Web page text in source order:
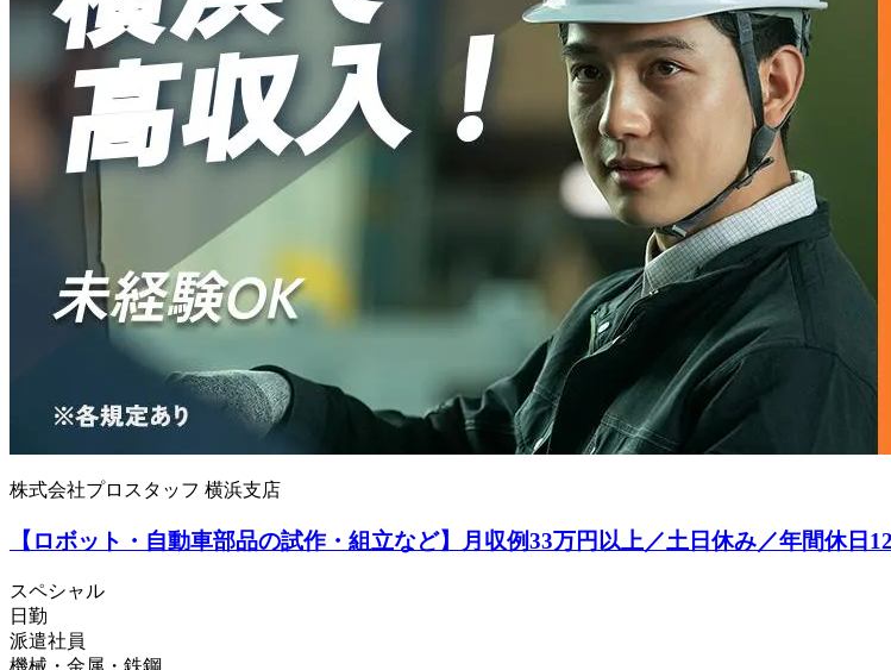
株式会社プロスタッフ 横浜支店
【ロボット・自動車部品の試作・組立など】月収例33万円以上／土日休み／年間休日
スペシャル
日勤
派遣社員
機械・金属・鉄鋼